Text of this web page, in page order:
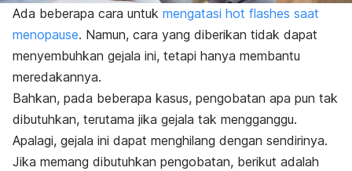
Ada beberapa cara untuk mengatasi hot flashes saat
menopause. Namun, cara yang diberikan tidak dapat
menyembuhkan gejala ini, tetapi hanya membantu
meredakannya.
Bahkan, pada beberapa kasus, pengobatan apa pun tak
dibutuhkan, terutama jika gejala tak mengganggu.
Apalagi, gejala ini dapat menghilang dengan sendirinya.
Jika memang dibutuhkan pengobatan, berikut adalah